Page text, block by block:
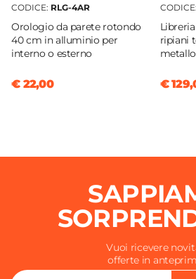
CODICE: RLG-4AR
Orologio da parete rotondo
40 cm in alluminio per
interno o esterno
€ 22,00
CODICE:
ripiani
€
Vuoi ricevere
offerte in